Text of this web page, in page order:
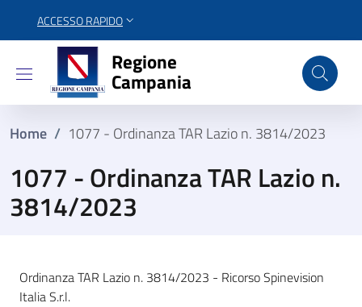
ACCESSO RAPIDO
Regione Campania
Regione
Campania
Home / 1077 - Ordinanza TAR Lazio n. 3814/2023
1077 - Ordinanza TAR Lazio n.
3814/2023
Ordinanza TAR Lazio n. 3814/2023 - Ricorso Spinevision
Italia S.r.l.